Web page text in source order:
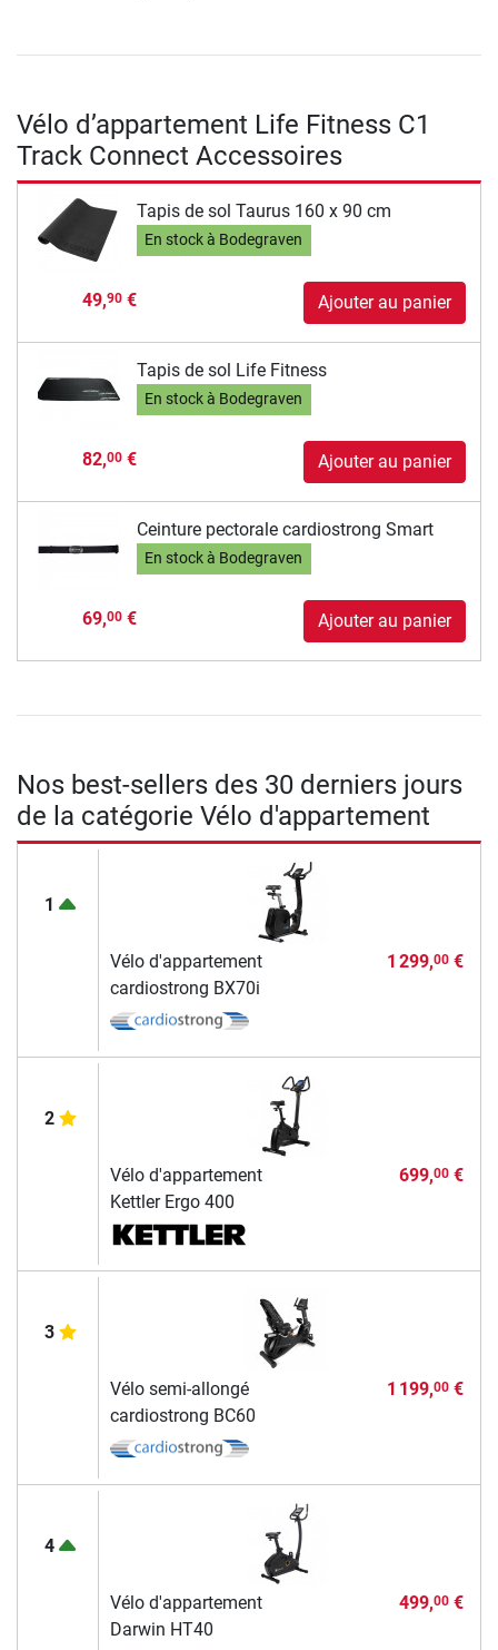
Vélo d’appartement Life Fitness C1
Track Connect Accessoires
Tapis de sol Taurus 160 x 90 cm
En stock à Bodegraven
49,90€ Ajouter au panier
Tapis de sol Life Fitness
En stock à Bodegraven
82,00€ Ajouter au panier
Ceinture pectorale cardiostrong Smart
En stock à Bodegraven
69,00€ Ajouter au panier
Nos best-sellers des 30 derniers jours
de la catégorie Vélo d'appartement
1
Vélo d'appartement
cardiostrong BX70i
1 299,00€
2
Vélo d'appartement
Kettler Ergo 400
699,00€
3
Vélo semi-allongé
cardiostrong BC60
1 199,00€
4
Vélo d'appartement
Darwin HT40
499,00€